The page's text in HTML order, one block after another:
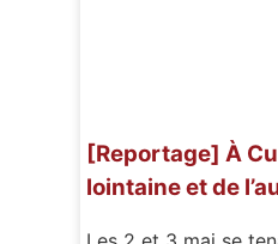
[Reportage] À
lointaine et de